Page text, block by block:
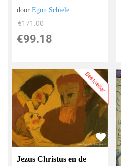
doorEgon Schiele
€171.00
€99.18
Bestseller
Jezus Christus en de